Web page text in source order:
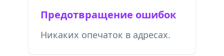
Предотвращение ошибок
Никаких опечаток в адресах.